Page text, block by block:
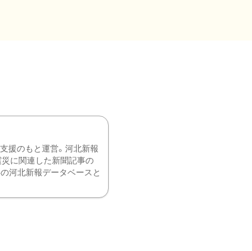
援のもと運営。河北新報
災に関連した新聞記事の
の河北新報データベースと